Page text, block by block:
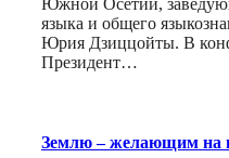
Южной Осетии,
языка и общего
Юрия Дзиццойты. В
Президент…
Землю – желающим на